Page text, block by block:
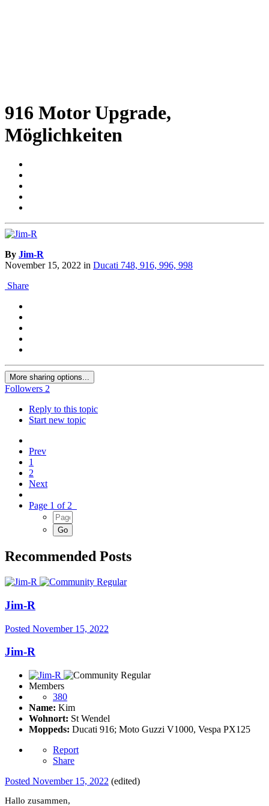
916 Motor Upgrade,
Möglichkeiten
By Jim-R
November 15, 2022 in Ducati 748, 916, 996, 998
Share
More sharing options...
Followers 2
Reply to this topic
Start new topic
Prev
1
2
Next
Page 1 of 2
Recommended Posts
Jim-R
Posted November 15, 2022
Jim-R
Members
380
Name: Kim
Wohnort: St Wendel
Moppeds: Ducati 916; Moto Guzzi V1000, Vespa PX125
Report
Share
Posted November 15, 2022 (edited)
Hallo zusammen,